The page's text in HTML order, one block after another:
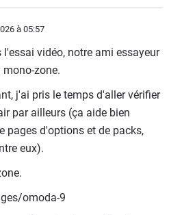
à 05:57
vidéo, notre ami essayeur
zone.
j'ai pris le temps d'aller vérifier
par ailleurs (ça aide bien
pages d'options et de packs,
eux).
omoda-9